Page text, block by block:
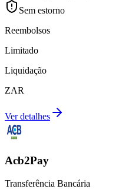
Sem estorno
Reembolsos
Limitado
Liquidação
ZAR
Ver detalhes
Acb2Pay
Transferência Bancária